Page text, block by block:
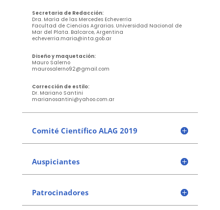
Secretaria de Redacción:
Dra. María de las Mercedes Echeverría
Facultad de Ciencias Agrarias. Universidad Nacional de
Mar del Plata. Balcarce, Argentina
echeverria.maria@inta.gob.ar
Diseño y maquetación:
Mauro Salerno
maurosalerno92@gmail.com
Corrección de estilo:
Dr. Mariano Santini
marianosantini@yahoo.com.ar
Comité Científico ALAG 2019
Auspiciantes
Patrocinadores